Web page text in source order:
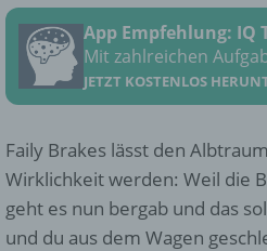
App Empfehlung: IQ
Mit zahlreichen
JETZT KOSTENLOS
Faily Brakes lässt den
Wirklichkeit werden: Weil die
geht es nun bergab und das
und du aus dem Wagen